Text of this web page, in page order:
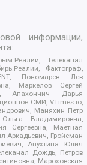
информации,
Телеканал
Фактограф,
Пономарев Лев
Маркелов Сергей
Апахончич Дарья
СМИ, VTimes.io,
Маняхин Петр
Владимировна,
Сергеевна, Маетная
Аркадьевич, Гройсман
Апухтина Юлия
Дождь, Петров
Мароховская